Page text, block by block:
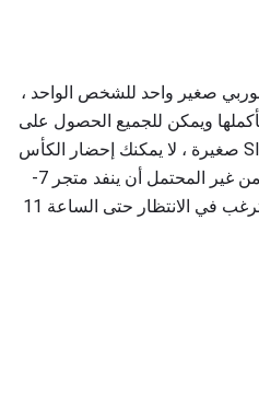
صغير واحد للشخص الواحد ،
ويمكن للجميع الحصول على
واحدة. لأنه يقتصر على Slurpees صغيرة ، لا يمكنك إحضار الكأس
الخاصة بك. على الرغم من أنه من غير المحتمل أن ينفد متجر 7-
Eleven من Slurpees ، فقد لا ترغب في الانتظار حتى الساعة 11